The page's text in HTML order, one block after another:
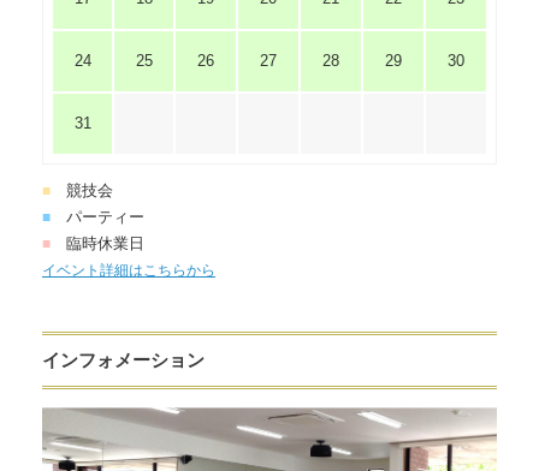
24 25 26 27 28 29 30
31
■ 競技会
■ パーティー
■ 臨時休業日
イベント詳細はこちらから
インフォメーション